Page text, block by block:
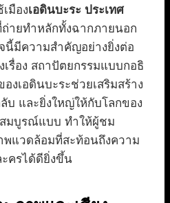
มืองเอดินบะระ ประเทศ
ายทำหลักทั้งฉากภายนอก
นี้มีความสำคัญอย่างยิ่งต่อ
เรื่อง สถาปัตยกรรมแบบกอธิ
งเอดินบะระช่วยเสริมสร้าง
บ และยิ่งใหญ่ให้กับโลกของ
มบูรณ์แบบ ทำให้ผู้ชม
แวดล้อมที่สะท้อนถึงความ
ครได้ดียิ่งขึ้น